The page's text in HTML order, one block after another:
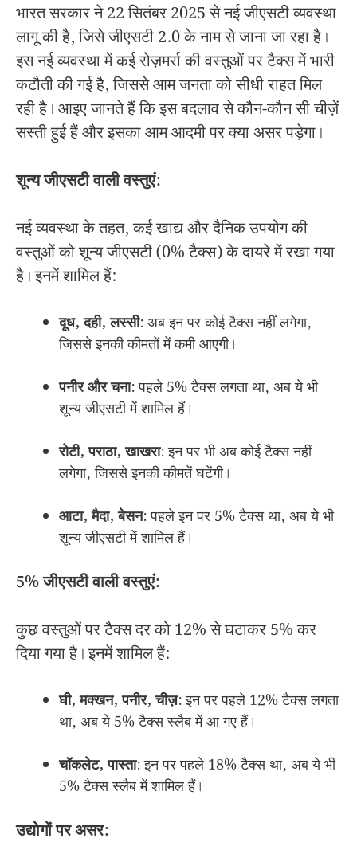
भारत सरकार ने 22 सितंबर 2025 से नई जीएसटी व्यवस्था
लागू की है, जिसे जीएसटी 2.0 के नाम से जाना जा रहा है।
इस नई व्यवस्था में कई रोज़मर्रा की वस्तुओं पर टैक्स में भारी
कटौती की गई है, जिससे आम जनता को सीधी राहत मिल
रही है। आइए जानते हैं कि इस बदलाव से कौन-कौन सी चीज़ें
सस्ती हुई हैं और इसका आम आदमी पर क्या असर पड़ेगा।
शून्य जीएसटी वाली वस्तुएं:
नई व्यवस्था के तहत, कई खाद्य और दैनिक उपयोग की
वस्तुओं को शून्य जीएसटी (0% टैक्स) के दायरे में रखा गया
है। इनमें शामिल हैं:
दूध, दही, लस्सी: अब इन पर कोई टैक्स नहीं लगेगा,
जिससे इनकी कीमतों में कमी आएगी।
पनीर और चना: पहले 5% टैक्स लगता था, अब ये भी
शून्य जीएसटी में शामिल हैं।
रोटी, पराठा, खाखरा: इन पर भी अब कोई टैक्स नहीं
लगेगा, जिससे इनकी कीमतें घटेंगी।
आटा, मैदा, बेसन: पहले इन पर 5% टैक्स था, अब ये भी
शून्य जीएसटी में शामिल हैं।
5% जीएसटी वाली वस्तुएं:
कुछ वस्तुओं पर टैक्स दर को 12% से घटाकर 5% कर
दिया गया है। इनमें शामिल हैं:
घी, मक्खन, पनीर, चीज़: इन पर पहले 12% टैक्स लगता
था, अब ये 5% टैक्स स्लैब में आ गए हैं।
चॉकलेट, पास्ता: इन पर पहले 18% टैक्स था, अब ये भी
5% टैक्स स्लैब में शामिल हैं।
उद्योगों पर असर: